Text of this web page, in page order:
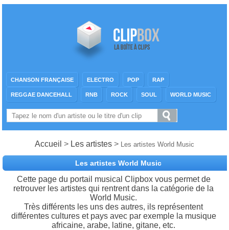
CHANSON FRANÇAISE ELECTRO POP RAP
REGGAE DANCEHALL RNB ROCK SOUL WORLD MUSIC
Accueil > Les artistes > Les artistes World Music
Les artistes World Music
Cette page du portail musical Clipbox vous permet de
retrouver les artistes qui rentrent dans la catégorie de la
World Music.
Très différents les uns des autres, ils représentent
différentes cultures et pays avec par exemple la musique
africaine, arabe, latine, gitane, etc.